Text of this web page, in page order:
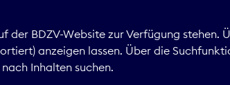
der BDZV-Website zur Verfügung stehen.
anzeigen lassen. Über die
Inhalten suchen.